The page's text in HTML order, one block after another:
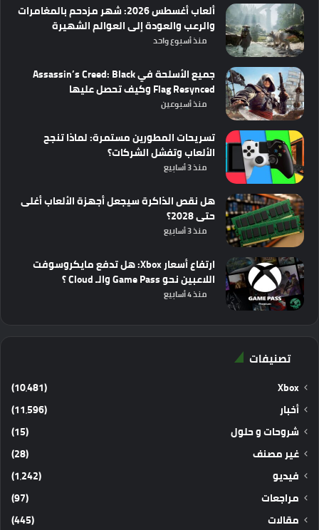
ألعاب أغسطس 2026: شهر مزدحم بالمغامرات
والرعب والعودة إلى العوالم الشهيرة
منذ أسبوع واحد
جميع الأسلحة في Assassin’s Creed: Black
Flag Resynced وكيف تحصل عليها
منذ أسبوعين
تسريحات المطورين مستمرة: لماذا تنجح
الألعاب وتفشل الشركات؟
منذ 3 أسابيع
هل نقص الذاكرة سيجعل أجهزة الألعاب أغلى
حتى 2028؟
منذ 3 أسابيع
ارتفاع أسعار Xbox: هل تدفع مايكروسوفت
اللاعبين نحو Game Pass والـ Cloud ؟
منذ 4 أسابيع
تصنيفات
Xbox
(10٬481)
أخبار
(11٬596)
شروحات و حلول
(15)
غير مصنف
(28)
فيديو
(1٬242)
مراجعات
(97)
مقالات
(445)